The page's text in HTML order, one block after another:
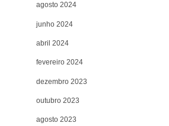
agosto 2024
junho 2024
abril 2024
fevereiro 2024
dezembro 2023
outubro 2023
agosto 2023